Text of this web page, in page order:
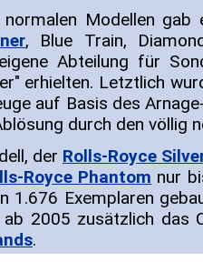
Modellen gab
, Blue Train,
Abteilung für
erhielten. Letztlich
auf Basis des
durch den völlig
der Rolls-Royce
Royce Phantom nur
1.676 Exemplaren
ab 2005 zusätzlich das
.